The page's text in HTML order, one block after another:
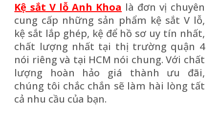
Kệ sắt V lỗ Anh Khoa là đơn vị chuyên
cung cấp những sản phẩm kệ sắt V lỗ,
kệ sắt lắp ghép, kệ để hồ sơ uy tín nhất,
chất lượng nhất tại thị trường quận 4
nói riêng và tại HCM nói chung. Với chất
lượng hoàn hảo giá thành ưu đãi,
chúng tôi chắc chắn sẽ làm hài lòng tất
cả nhu cầu của bạn.